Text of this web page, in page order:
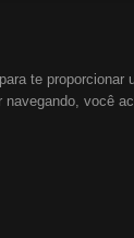
te proporcionar
navegando, você